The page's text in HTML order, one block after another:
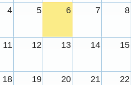
交通安全【主題海報】及
4 5 6 7 8
11 12 13 14 15
18 19 20 21 22